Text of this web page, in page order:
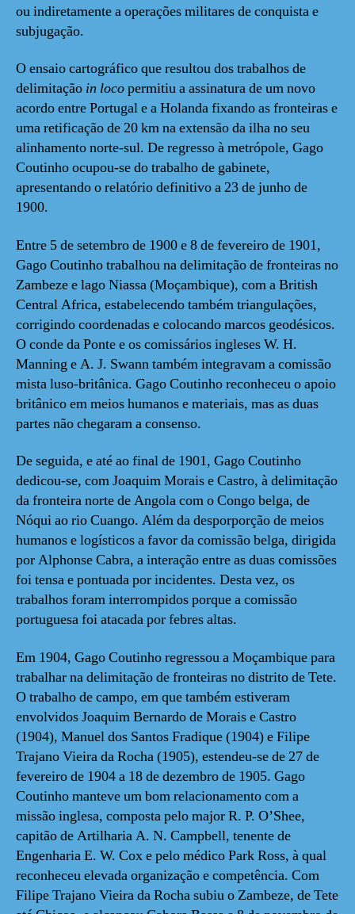
ou indiretamente a operações militares de conquista e
subjugação.
O ensaio cartográfico que resultou dos trabalhos de
delimitação in locopermitiu a assinatura de um novo
acordo entre Portugal e a Holanda fixando as fronteiras e
uma retificação de 20 km na extensão da ilha no seu
alinhamento norte-sul. De regresso à metrópole, Gago
Coutinho ocupou-se do trabalho de gabinete,
apresentando o relatório definitivo a 23 de junho de
1900.
Entre 5 de setembro de 1900 e 8 de fevereiro de 1901,
Gago Coutinho trabalhou na delimitação de fronteiras no
Zambeze e lago Niassa (Moçambique), com a British
Central Africa, estabelecendo também triangulações,
corrigindo coordenadas e colocando marcos geodésicos.
O conde da Ponte e os comissários ingleses W. H.
Manning e A. J. Swann também integravam a comissão
mista luso-britânica. Gago Coutinho reconheceu o apoio
britânico em meios humanos e materiais, mas as duas
partes não chegaram a consenso.
De seguida, e até ao final de 1901, Gago Coutinho
dedicou-se, com Joaquim Morais e Castro, à delimitação
da fronteira norte de Angola com o Congo belga, de
Nóqui ao rio Cuango. Além da desporporção de meios
humanos e logísticos a favor da comissão belga, dirigida
por Alphonse Cabra, a interação entre as duas comissões
foi tensa e pontuada por incidentes. Desta vez, os
trabalhos foram interrompidos porque a comissão
portuguesa foi atacada por febres altas.
Em 1904, Gago Coutinho regressou a Moçambique para
trabalhar na delimitação de fronteiras no distrito de Tete.
O trabalho de campo, em que também estiveram
envolvidos Joaquim Bernardo de Morais e Castro
(1904), Manuel dos Santos Fradique (1904) e Filipe
Trajano Vieira da Rocha (1905), estendeu-se de 27 de
fevereiro de 1904 a 18 de dezembro de 1905. Gago
Coutinho manteve um bom relacionamento com a
missão inglesa, composta pelo major R. P. O’Shee,
capitão de Artilharia A. N. Campbell, tenente de
Engenharia E. W. Cox e pelo médico Park Ross, à qual
reconheceu elevada organização e competência. Com
Filipe Trajano Vieira da Rocha subiu o Zambeze, de Tete